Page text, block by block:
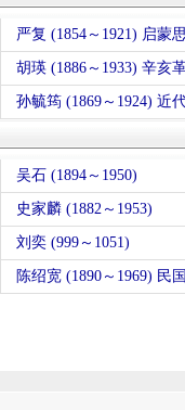
严复 (1854～1921) 启蒙
胡瑛 (1886～1933) 辛亥
孙毓筠 (1869～1924) 近
吴石 (1894～1950)
史家麟 (1882～1953)
刘奕 (999～1051)
陈绍宽 (1890～1969) 民